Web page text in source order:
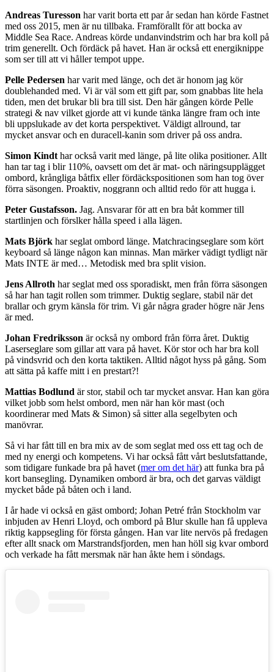
Andreas Turesson har varit borta ett par år sedan han körde Fastnet
med oss 2015, men är nu tillbaka. Framförallt för att bocka av
Middle Sea Race. Andreas körde undanvindstrim och har bra koll på
trim generellt. Och fördäck på havet. Han är också ett energiknippe
som ser till att vi håller tempot uppe.
Pelle Pedersen har varit med länge, och det är honom jag kör
doublehanded med. Vi är väl som ett gift par, som gnabbas lite hela
tiden, men det brukar bli bra till sist. Den här gången körde Pelle
strategi & nav vilket gjorde att vi kunde tänka längre fram och inte
bli uppslukade av det korta perspektivet. Väldigt allround, tar
mycket ansvar och en duracell-kanin som driver på oss andra.
Simon Kindt har också varit med länge, på lite olika positioner. Allt
han tar tag i blir 110%, oavsett om det är mat- och näringsupplägget
ombord, krångliga båtfix eller fördäckspositionen som han tog över
förra säsongen. Proaktiv, noggrann och alltid redo för att hugga i.
Peter Gustafsson. Jag. Ansvarar för att en bra båt kommer till
startlinjen och förslker hålla speed i alla lägen.
Mats Björk har seglat ombord länge. Matchracingseglare som kört
keyboard så länge någon kan minnas. Man märker vädigt tydligt när
Mats INTE är med… Metodisk med bra split vision.
Jens Allroth har seglat med oss sporadiskt, men från förra säsongen
så har han tagit rollen som trimmer. Duktig seglare, stabil när det
brallar och grym känsla för trim. Vi går några grader högre när Jens
är med.
Johan Fredriksson är också ny ombord från förra året. Duktig
Laserseglare som gillar att vara på havet. Kör stor och har bra koll
på vindsvrid och den korta taktiken. Alltid något hyss på gång. Som
att sätta på kaffe mitt i en prestart?!
Mattias Bodlund är stor, stabil och tar mycket ansvar. Han kan göra
vilket jobb som helst ombord, men när han kör mast (och
koordinerar med Mats & Simon) så sitter alla segelbyten och
manövrar.
Så vi har fått till en bra mix av de som seglat med oss ett tag och de
med ny energi och kompetens. Vi har också fått vårt beslutsfattande,
som tidigare funkade bra på havet (mer om det här) att funka bra på
kort bansegling. Dynamiken ombord är bra, och det garvas väldigt
mycket både på båten och i land.
I år hade vi också en gäst ombord; Johan Petré från Stockholm var
inbjuden av Henri Lloyd, och ombord på Blur skulle han få uppleva
riktig kappsegling för första gången. Han var lite nervös på fredagen
efter allt snack om Marstrandsfjorden, men han höll sig kvar ombord
och verkade ha fått mersmak när han åkte hem i söndags.